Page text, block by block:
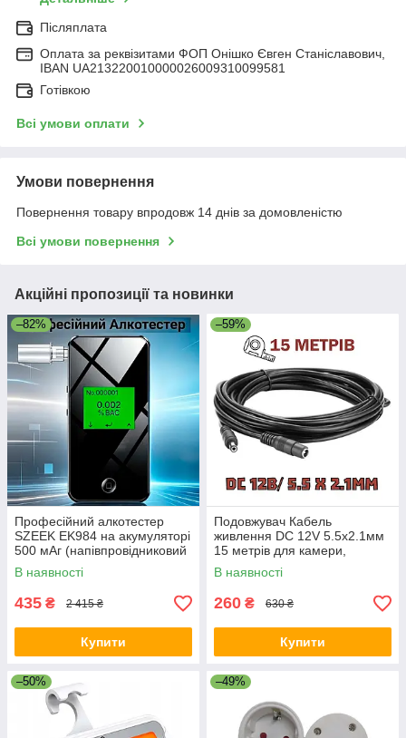
Післяплата
Оплата за реквізитами ФОП Онішко Євген Станіславович,
IBAN UA213220010000026009310099581
Готівкою
Всі умови оплати
Умови повернення
Повернення товару впродовж 14 днів за домовленістю
Всі умови повернення
Акційні пропозиції та новинки
–82%
Професійний алкотестер
SZEEK EK984 на акумуляторі
500 мАг (напівпровідниковий
сенсор, 10 мундштуків +
чохол)
В наявності
435 ₴ 2 415 ₴
Купити
–59%
Подовжувач Кабель
живлення DC 12V 5.5х2.1мм
15 метрів для камери,
роутера, LED стрічки
В наявності
260 ₴ 630 ₴
Купити
–50% –49%